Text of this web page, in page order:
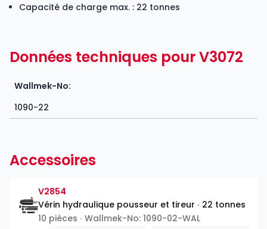
Capacité de charge max. : 22 tonnes
Données techniques pour V3072
Wallmek-No:
1090-22
Accessoires
V2854
Vérin hydraulique pousseur et tireur ∙ 22 tonnes
10 pièces ∙ Wallmek-No: 1090-02-WAL